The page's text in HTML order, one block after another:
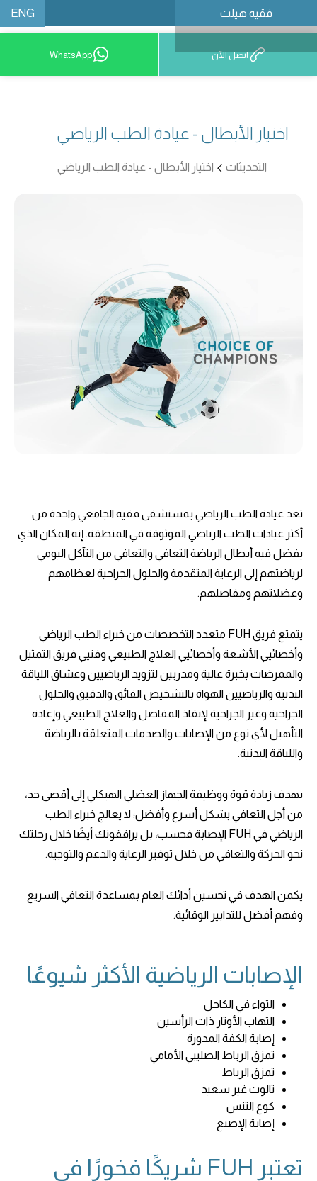
فقيه هيلث ENG
احجز موعدًا اتصل الآن WhatsApp
اختيار الأبطال - عيادة الطب الرياضي
التحديثات اختيار الأبطال - عيادة الطب الرياضي
تعد عيادة الطب الرياضي بمستشفى فقيه الجامعي واحدة من
أكثر عيادات الطب الرياضي الموثوقة في المنطقة. إنه المكان الذي
يفضل فيه أبطال الرياضة التعافي والتعافي من التآكل اليومي
لرياضتهم إلى الرعاية المتقدمة والحلول الجراحية لعظامهم
وعضلاتهم ومفاصلهم.
يتمتع فريق FUH متعدد التخصصات من خبراء الطب الرياضي
وأخصائيي الأشعة وأخصائيي العلاج الطبيعي وفنيي فريق التمثيل
والممرضات بخبرة عالية ومدربين لتزويد الرياضيين وعشاق اللياقة
البدنية والرياضيين الهواة بالتشخيص الفائق والدقيق والحلول
الجراحية وغير الجراحية لإنقاذ المفاصل والعلاج الطبيعي وإعادة
التأهيل لأي نوع من الإصابات والصدمات المتعلقة بالرياضة
واللياقة البدنية.
بهدف زيادة قوة ووظيفة الجهاز العضلي الهيكلي إلى أقصى حد،
من أجل التعافي بشكل أسرع وأفضل؛ لا يعالج خبراء الطب
الرياضي في FUH الإصابة فحسب، بل يرافقونك أيضًا خلال رحلتك
نحو الحركة والتعافي من خلال توفير الرعاية والدعم والتوجيه.
يكمن الهدف في تحسين أدائك العام بمساعدة التعافي السريع
وفهم أفضل للتدابير الوقائية.
الإصابات الرياضية الأكثر شيوعًا
التواء في الكاحل
التهاب الأوتار ذات الرأسين
إصابة الكفة المدورة
تمزق الرباط الصليبي الأمامي
تمزق الرباط
ثالوث غير سعيد
كوع التنس
إصابة الإصبع
تعتبر FUH شريكًا فخورًا في